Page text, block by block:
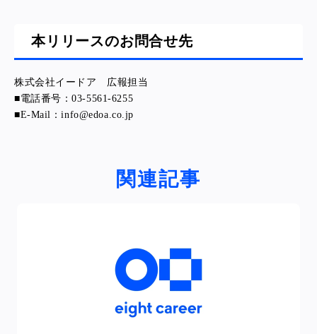
本リリースのお問合せ先
株式会社イードア 広報担当
■電話番号：03-5561-6255
■E-Mail：info@edoa.co.jp
関連記事